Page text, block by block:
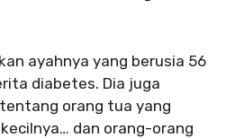
ayahnya yang berusia 56
diabetes. Dia juga
orang tua yang
dan orang-orang